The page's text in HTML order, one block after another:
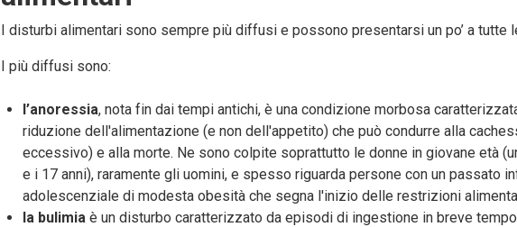
I disturbi alimentari sono sempre più diffusi e possono presentarsi un po’ a tutte
I più diffusi sono:
l’anoressia, nota fin dai tempi antichi, è una condizione morbosa
riduzione dell'alimentazione (e non dell'appetito) che può condurre alla
eccessivo) e alla morte. Ne sono colpite soprattutto le donne in giovane età
e i 17 anni), raramente gli uomini, e spesso riguarda persone con un passato
adolescenziale di modesta obesità che segna l'inizio delle restrizioni
la bulimia è un disturbo caratterizzato da episodi di ingestione in breve